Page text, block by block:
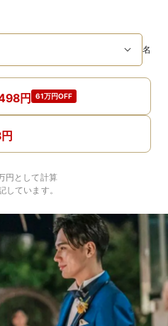
名
円 61万円OFF
円
円として計算
ています。